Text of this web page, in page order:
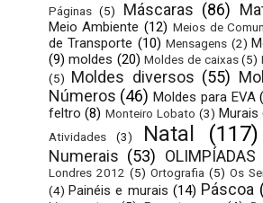
Páginas (5) Máscaras (86)
Meio Ambiente (12) Meios de
de Transporte (10) Mensagens (2)
(9) moldes (20) Moldes de caixas (5)
(5) Moldes diversos (55)
Números (46) Moldes para EVA
feltro (8) Monteiro Lobato (3) Murais
Atividades
(3) Natal (117)
Numerais (53) OLIMPÍADAS
Londres 2012 (5) Ortografia (5) Os
(4) Painéis e murais (14) Páscoa